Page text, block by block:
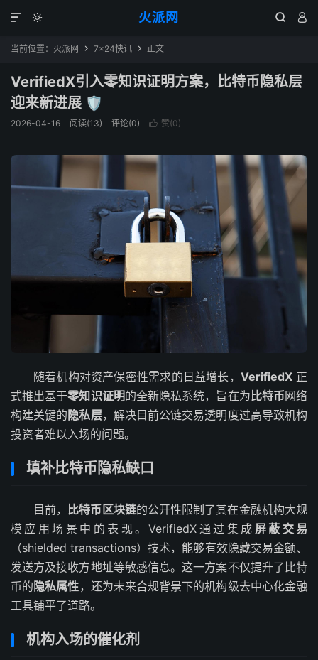
火派网
  

当前位置： 火派网  7×24快讯  正文
VerifiedX引入零知识证明方案，比特币隐私层
迎来新进展 🛡️
2026-04-16 阅读(13) 评论(0)  赞(0)
随着机构对资产保密性需求的日益增长， VerifiedX正
式推出基于零知识证明的全新隐私系统，旨在为 比特币网络
构建关键的隐私层，解决目前公链交易透明度过高导致机构
投资者难以入场的问题。
填补比特币隐私缺口
目前， 比特币区块链的公开性限制了其在金融机构大规
模应用场景中的表现。VerifiedX通过集成 屏蔽交易
（shielded transactions）技术，能够有效隐藏交易金额、
发送方及接收方地址等敏感信息。这一方案不仅提升了比特
币的隐私属性，还为未来合规背景下的机构级去中心化金融
工具铺平了道路。
机构入场的催化剂